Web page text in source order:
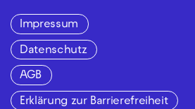
Impressum
Datenschutz
AGB
Erklärung zur Barrierefreiheit